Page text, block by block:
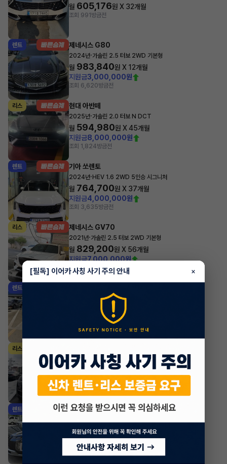
월 605,176원 X 32개월
조회 991 방금전
렌트 제네시스 G80
2024년·가솔린 2.5 터보 2WD 기본형
월 983,840원 X 12개월
지원금3,000,000원
조회 6,620방금전
리스 현대 아반떼
2025년·가솔린 2.0 터보 N DCT
월 594,980원 X45개월
지원금8,000,000원
조회 1,824방금전
렌트 기아 쏘렌토
2024년· HEV 1.6 2WD 5인승 시그니처
월 764,700원 X 37개월
지원금4,000,000원
조회 3,635방금전
리스 제네시스 GV70
2021년·가솔린 2.5 터보 2WD 기본형
월 829,200원 X 56개월
지원금7,000,000원
조회 324 1시간 전
렌트
4WD 프레스티지
627,600원 X
4,500,000원
조회 2,2081시간 전
리스
2022년 2.0 Hybrid GT
월 1,697,700원 X 24 개월
지원금31,860,000원
조회 7301시간 전
렌트 현대 팰리세이드
월595,130원 X40개월
조회 1,528 1시간 전
[필독] 이어카 사칭 사기 주의 안내 ×